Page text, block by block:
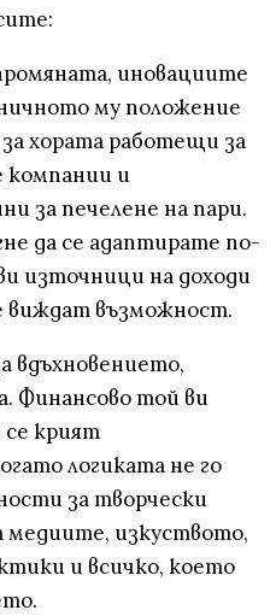
иновациите
му положение
хората работещи за
компании и
за печелене на пари.
да се адаптирате по-
източници на доходи
виждат възможност.
вдъхновението,
Финансово той ви
се крият
логиката не го
за творчески
медиите, изкуството,
и всичко, което